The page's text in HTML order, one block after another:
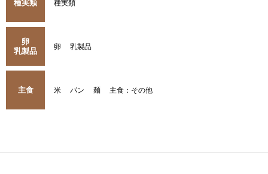
種実類 種実類
卵
乳製品
卵 乳製品
主食 米 パン 麺 主食：その他